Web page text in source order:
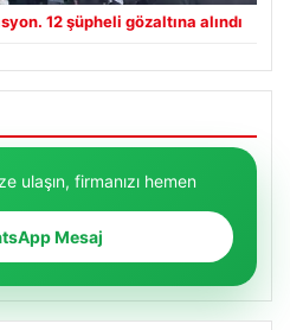
12 şüpheli gözaltına alındı
ulaşın, firmanızı hemen
Mesaj